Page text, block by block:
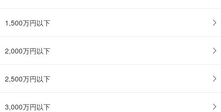
1,500万円以下
2,000万円以下
2,500万円以下
3,000万円以下